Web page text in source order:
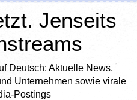
Jenseits
Deutsch: Aktuelle News,
Unternehmen sowie virale
Postings